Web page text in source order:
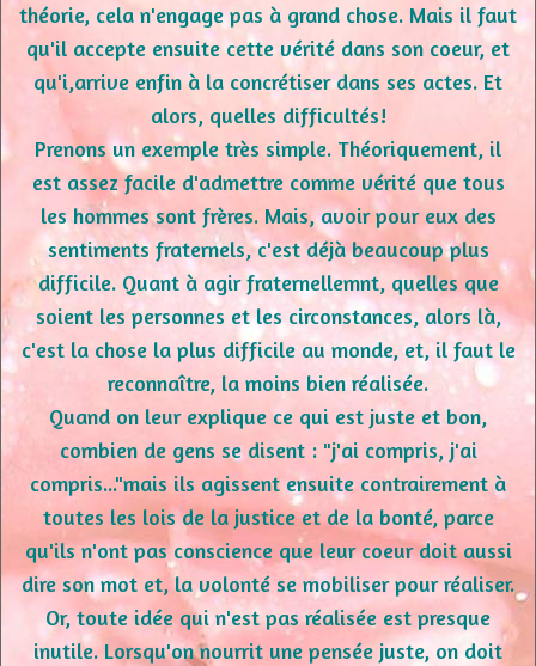
théorie, cela n'engage pas à grand chose. Mais il faut
qu'il accepte ensuite cette vérité dans son coeur, et
qu'i,arrive enfin à la concrétiser dans ses actes. Et
alors, quelles difficultés!
Prenons un exemple très simple. Théoriquement, il
est assez facile d'admettre comme vérité que tous
les hommes sont frères. Mais, avoir pour eux des
sentiments fraternels, c'est déjà beaucoup plus
difficile. Quant à agir fraternellemnt, quelles que
soient les personnes et les circonstances, alors là,
c'est la chose la plus difficile au monde, et, il faut le
reconnaître, la moins bien réalisée.
Quand on leur explique ce qui est juste et bon,
combien de gens se disent : "j'ai compris, j'ai
compris..."mais ils agissent ensuite contrairement à
toutes les lois de la justice et de la bonté, parce
qu'ils n'ont pas conscience que leur coeur doit aussi
dire son mot et, la volonté se mobiliser pour réaliser.
Or, toute idée qui n'est pas réalisée est presque
inutile. Lorsqu'on nourrit une pensée juste, on doit